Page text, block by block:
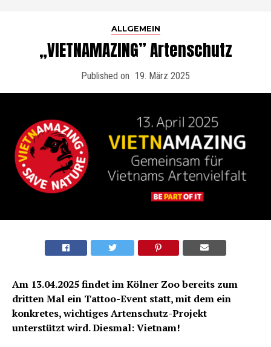
ALLGEMEIN
„VIETNAMAZING” Artenschutz
Published on 19. März 2025
Am 13.04.2025 findet im Kölner Zoo bereits zum
dritten Mal ein Tattoo-Event statt, mit dem ein
konkretes, wichtiges Artenschutz-Projekt
unterstützt wird. Diesmal: Vietnam!